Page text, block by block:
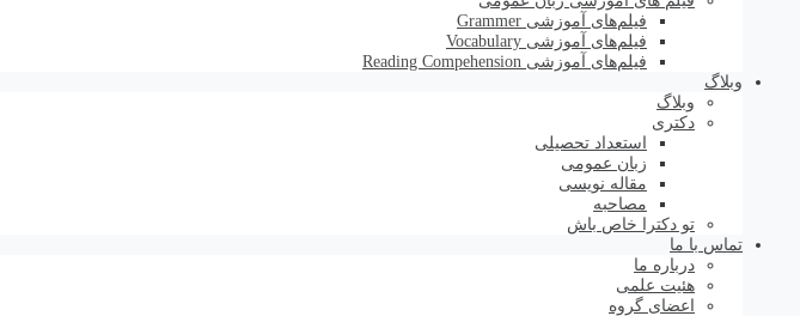
فیلم‌های آموزشی Grammer
فیلم‌های آموزشی Vocabulary
فیلم‌های آموزشی Reading Compehension
وبلاگ
وبلاگ
دکتری
استعداد تحصیلی
زبان عمومی
مقاله نویسی
مصاحبه
تو دکترا خاص باش
تماس با ما
درباره ما
هئیت علمی
اعضای گروه